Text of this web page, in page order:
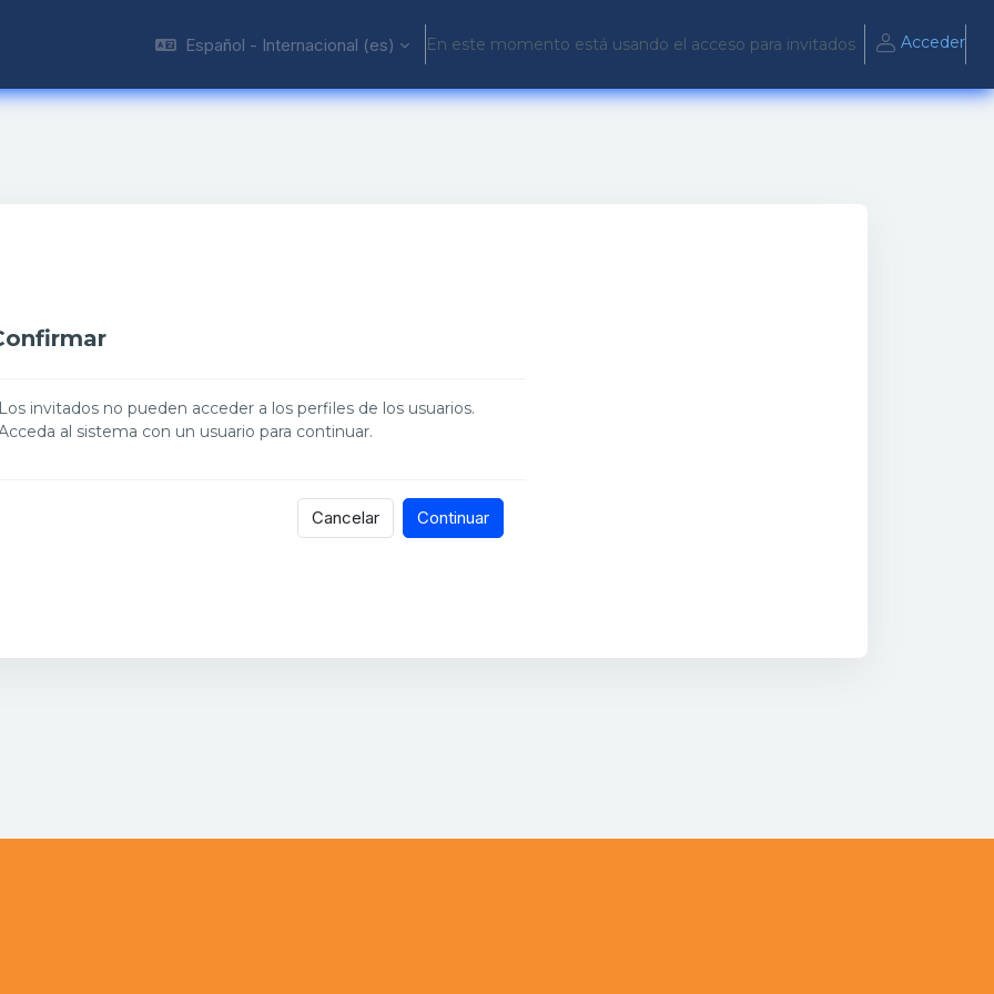
Español - Internacional ‎(es)‎ En este momento está usando el acceso para invitados Acceder
Los invitados no pueden acceder a los perfiles de los usuarios.
al sistema con un usuario para continuar.
Cancelar Continuar